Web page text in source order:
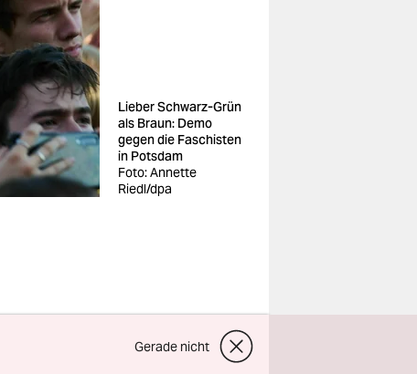
Lieber Schwarz-Grün
als Braun: Demo
gegen die Faschisten
in Potsdam
Foto: Annette
Riedl/dpa
konkret
fast 30
Gerade nicht